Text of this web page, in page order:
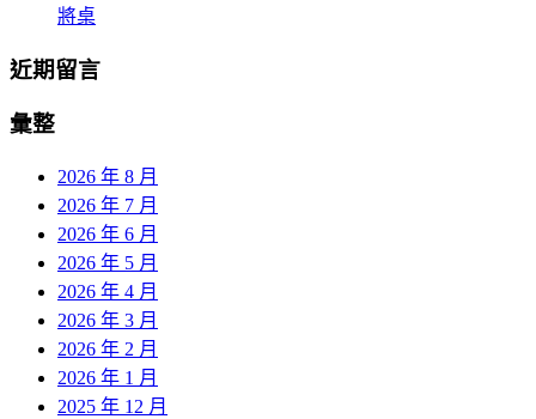
將桌
近期留言
彙整
2026 年 8 月
2026 年 7 月
2026 年 6 月
2026 年 5 月
2026 年 4 月
2026 年 3 月
2026 年 2 月
2026 年 1 月
2025 年 12 月